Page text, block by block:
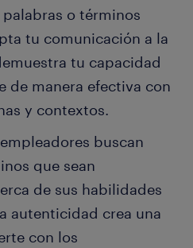
o términos
tu comunicación a la
tu capacidad
de manera efectiva con
y contextos.
buscan
que sean
de sus habilidades
autenticidad crea una
con los